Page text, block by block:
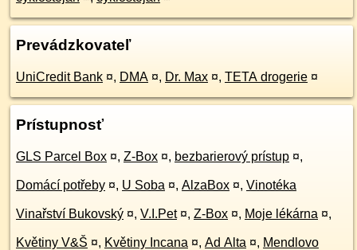
Prevádzkovateľ
UniCredit Bank ¤, DMA ¤, Dr. Max ¤, TETA drogerie ¤
Prístupnosť
GLS Parcel Box ¤, Z-Box ¤, bezbarierový prístup ¤,
Domácí potřeby ¤, U Soba ¤, AlzaBox ¤, Vinotéka
Vinařství Bukovský ¤, V.I.Pet ¤, Z-Box ¤, Moje lékárna ¤,
Květiny V&Š ¤, Květiny Incana ¤, Ad Alta ¤, Mendlovo